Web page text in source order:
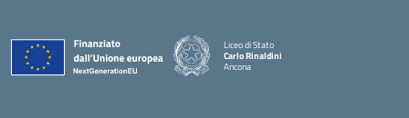
Liceo di Stato
Carlo Rinaldini
Ancona